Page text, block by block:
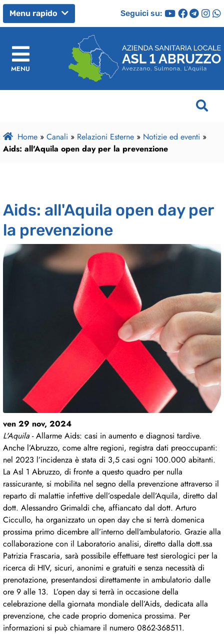
Menu rapido Seguici su:
MENU
Home » Canali » Relazioni Esterne » Notizie ed eventi »
Aids: all'Aquila open day per la prevenzione
Aids: all'Aquila open day per
la prevenzione
ven 29 nov, 2024
L'Aquila - Allarme Aids: casi in aumento e diagnosi tardive.
Anche l’Abruzzo, come altre regioni, registra dati preoccupanti:
nel 2023 l’incidenza è stata di 3,5 casi ogni 100.000 abitanti.
La Asl 1 Abruzzo, di fronte a questo quadro per nulla
rassicurante, si mobilita nel segno della prevenzione attraverso il
reparto di malattie infettive dell’ospedale dell’Aquila, diretto dal
dott. Alessandro Grimaldi che, affiancato dal dott. Arturo
Ciccullo, ha organizzato un open day che si terrà domenica
prossima primo dicembre all’interno dell’ambulatorio. Grazie alla
collaborazione con il Laboratorio analisi, diretto dalla dott.ssa
Patrizia Frascaria, sarà possibile effettuare test sierologici per la
ricerca di HIV, sicuri, anonimi e gratuiti e senza necessità di
prenotazione, presentandosi direttamente in ambulatorio dalle
ore 9 alle 13. L’open day si terrà in occasione della
celebrazione della giornata mondiale dell’Aids, dedicata alla
prevenzione, che cade proprio domenica prossima. Per
informazioni si può chiamare il numero 0862-368511.